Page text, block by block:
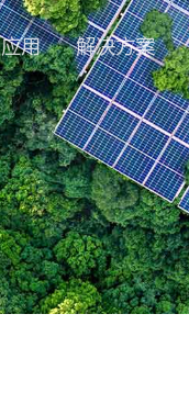
应用 解决方案